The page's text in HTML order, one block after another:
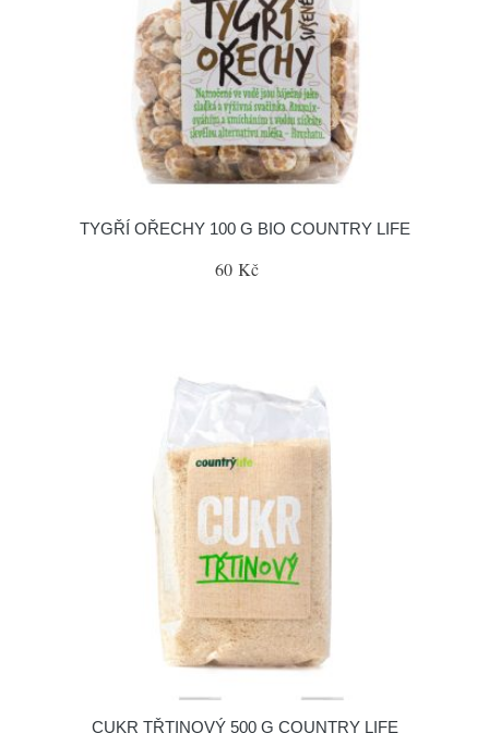
TYGŘÍ OŘECHY 100 G BIO COUNTRY LIFE
60 Kč
CUKR TŘTINOVÝ 500 G COUNTRY LIFE